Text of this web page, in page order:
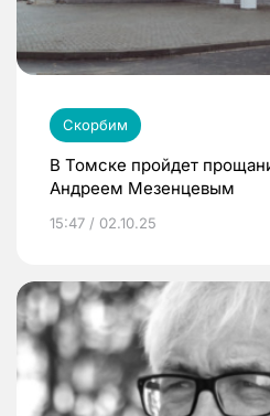
Скорбим
В Томске пройдет
Андреем Мезенцевым
15:47 / 02.10.25